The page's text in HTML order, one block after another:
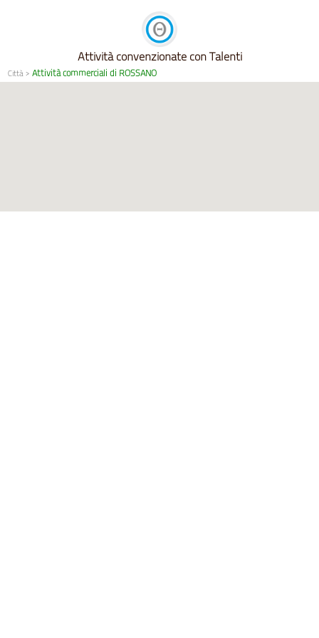
Attività convenzionate con Talenti
Città >Attività commerciali di ROSSANO